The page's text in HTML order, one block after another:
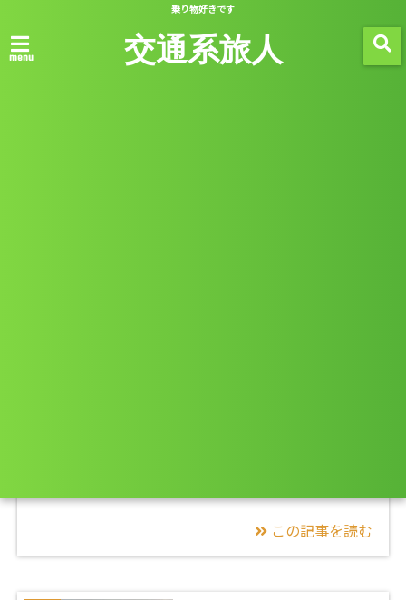
乗り物好きです
menu 交通系旅人
この記事を読む